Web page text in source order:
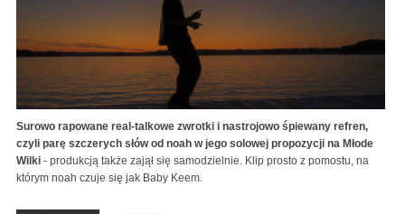
Surowo rapowane real-talkowe zwrotki i nastrojowo śpiewany refren,
czyli parę szczerych słów od noah w jego solowej propozycji na Młode
Wilki - produkcją także zajął się samodzielnie. Klip prosto z pomostu, na
którym noah czuje się jak Baby Keem.